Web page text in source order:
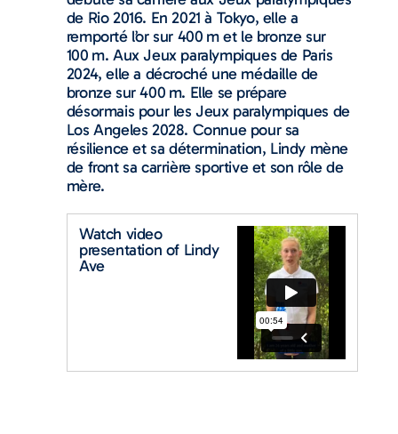
de Rio 2016. En 2021 à Tokyo, elle a
remporté l’or sur 400 m et le bronze sur
100 m. Aux Jeux paralympiques de Paris
2024, elle a décroché une médaille de
bronze sur 400 m. Elle se prépare
désormais pour les Jeux paralympiques de
Los Angeles 2028. Connue pour sa
résilience et sa détermination, Lindy mène
de front sa carrière sportive et son rôle de
mère.
Watch video
presentation of Lindy
Ave​